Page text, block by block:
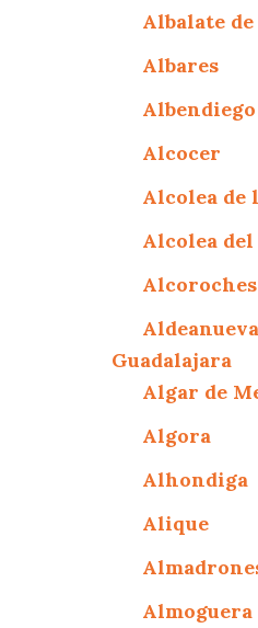
Albalate
Albares
Albendiego
Alcocer
Alcolea de
Alcolea
Alcoroches
Guadalajara
Algar de
Algora
Alhondiga
Alique
Almoguera